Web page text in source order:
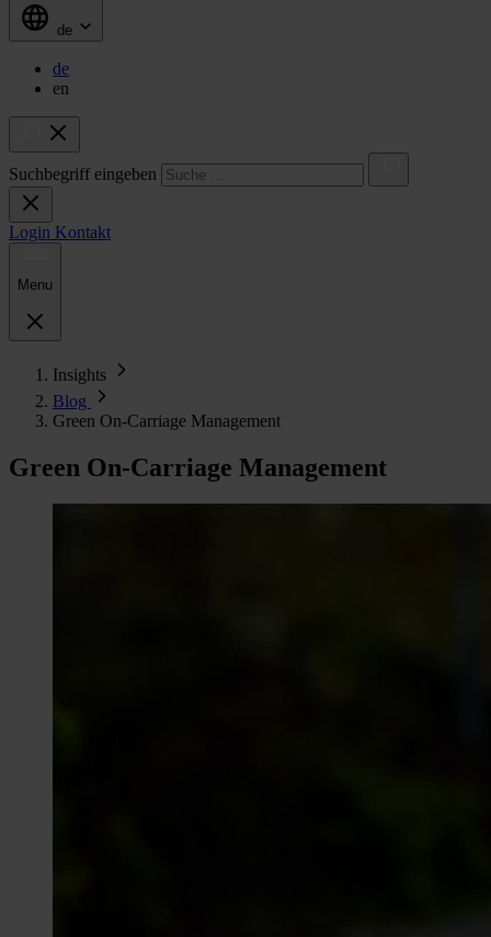
de
de
en
Suchbegriff eingeben
Login Kontakt
Menu
Insights
Blog
Green On-Carriage Management
Green On-Carriage Management